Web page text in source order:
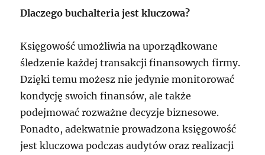
Dlaczego buchalteria jest kluczowa?
Księgowość umożliwia na uporządkowane
śledzenie każdej transakcji finansowych firmy.
Dzięki temu możesz nie jedynie monitorować
kondycję swoich finansów, ale także
podejmować rozważne decyzje biznesowe.
Ponadto, adekwatnie prowadzona księgowość
jest kluczowa podczas audytów oraz realizacji